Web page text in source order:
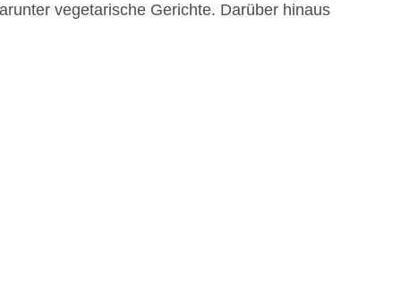
vegetarische Gerichte. Darüber hinaus